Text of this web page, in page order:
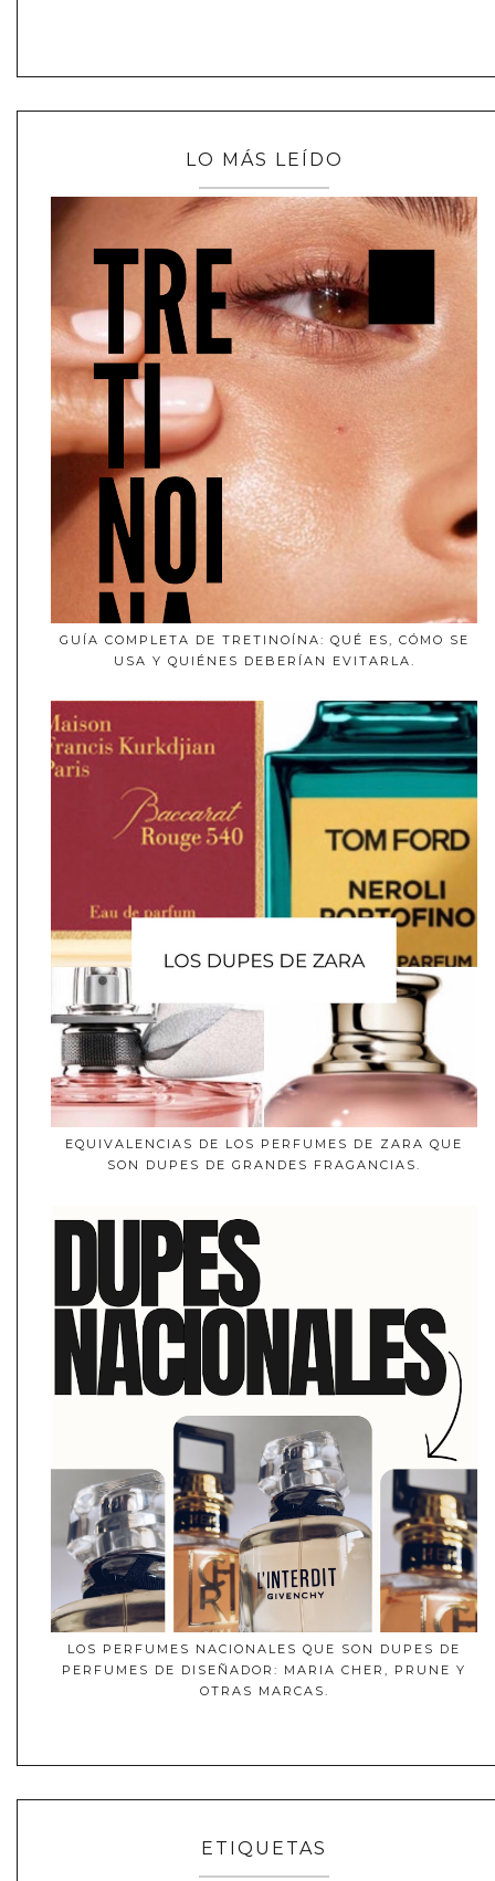
LO MÁS LEÍDO
GUÍA COMPLETA DE TRETINOÍNA: QUÉ ES, CÓMO SE
USA Y QUIÉNES DEBERÍAN EVITARLA.
EQUIVALENCIAS DE LOS PERFUMES DE ZARA QUE
SON DUPES DE GRANDES FRAGANCIAS.
LOS PERFUMES NACIONALES QUE SON DUPES DE
PERFUMES DE DISEÑADOR: MARIA CHER, PRUNE Y
OTRAS MARCAS.
ETIQUETAS